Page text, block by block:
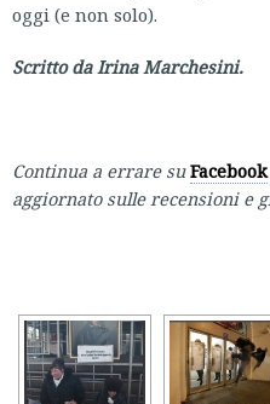
oggi (e non solo).
Scritto da Irina Marchesini.
Continua a errare suFacebook
aggiornato sulle recensioni e